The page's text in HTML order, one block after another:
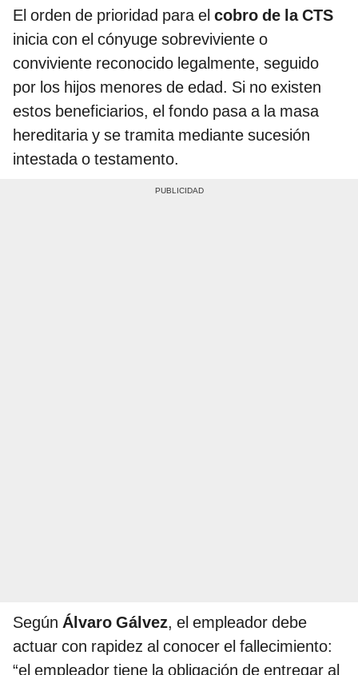
El orden de prioridad para el cobro de la CTS
inicia con el cónyuge sobreviviente o
conviviente reconocido legalmente, seguido
por los hijos menores de edad. Si no existen
estos beneficiarios, el fondo pasa a la masa
hereditaria y se tramita mediante sucesión
intestada o testamento.
Según Álvaro Gálvez, el empleador debe
actuar con rapidez al conocer el fallecimiento:
“el empleador tiene la obligación de entregar al